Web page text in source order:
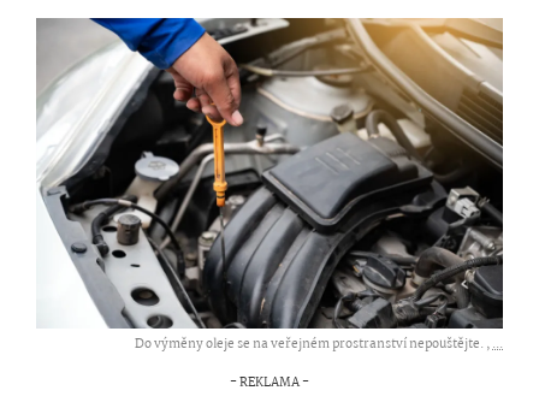
Do výměny oleje se na veřejném prostranství nepouštějte. ,...